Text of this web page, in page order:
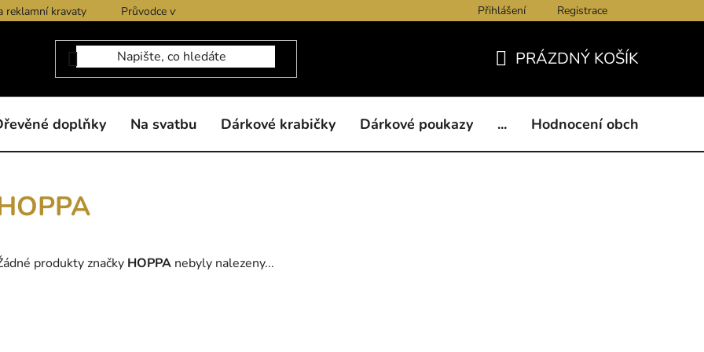
reklamní kravaty Průvodce výběrem produktů Kontakty Obchodní podmínky
Přihlášení Registrace
KOŠÍK
PRÁZDNÝ KOŠÍK
doplňky Na svatbu Dárkové krabičky Dárkové poukazy ... Hodnocení obchodu
produkty značky HOPPA nebyly nalezeny...